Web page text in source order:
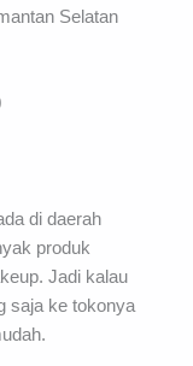
Selatan
di daerah
produk
Jadi kalau
saja ke tokonya